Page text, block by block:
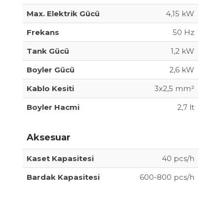
Max. Elektrik Gücü
4,15 kW
Frekans
50 Hz
Tank Gücü
1,2 kW
Boyler Gücü
2,6 kW
Kablo Kesiti
3x2,5 mm²
Boyler Hacmi
2,7 lt
Aksesuar
Kaset Kapasitesi
40 pcs/h
Bardak Kapasitesi
600-800 pcs/h